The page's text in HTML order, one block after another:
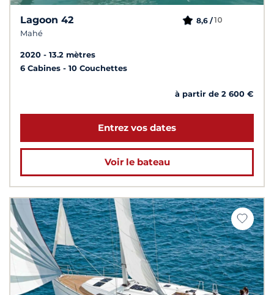
Lagoon 42
Mahé
8,6 /10
2020
13.2 mètres
6 Cabines
10 Couchettes
à partir de 2 600 €
Entrez vos dates
Voir le bateau